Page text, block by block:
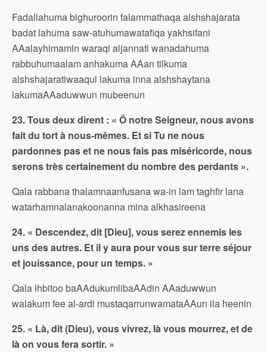
Fadallahuma bighuroorin falammathaqa alshshajarata
badat lahuma saw-atuhumawatafiqa yakhsifani
AAalayhimamin waraqi aljannati wanadahuma
rabbuhumaalam anhakuma AAan tilkuma
alshshajaratiwaaqul lakuma inna alshshaytana
lakumaAAaduwwun mubeenun
23. Tous deux dirent : « Ô notre Seigneur, nous avons
fait du tort à nous-mêmes. Et si Tu ne nous
pardonnes pas et ne nous fais pas miséricorde, nous
serons très certainement du nombre des perdants ».
Qala rabbana thalamnaanfusana wa-in lam taghfir lana
watarhamnalanakoonanna mina alkhasireena
24. « Descendez, dit [Dieu], vous serez ennemis les
uns des autres. Et il y aura pour vous sur terre séjour
et jouissance, pour un temps. »
Qala ihbitoo baAAdukumlibaAAdin AAaduwwun
walakum fee al-ardi mustaqarrunwamataAAun ila heenin
25. « Là, dit (Dieu), vous vivrez, là vous mourrez, et de
là on vous fera sortir. »